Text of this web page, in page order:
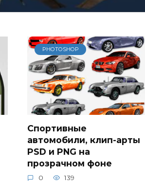
PHOTOSHOP
Спортивные
автомобили, клип-арты
PSD и PNG на
прозрачном фоне
0 139